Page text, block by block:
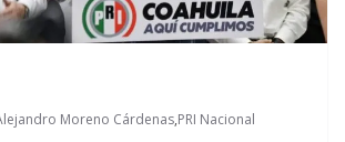
Moreno Cárdenas,PRI Nacional